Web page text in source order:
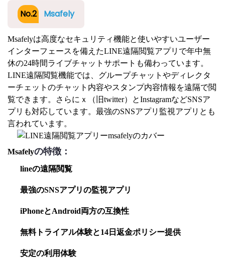
No.2 Msafely
Msafelyは高度なセキュリティ機能と使いやすいユーザー
インターフェースを備えたLINE遠隔閲覧アプリで年中無
休の24時間ライブチャットサポートも備わっています。
LINE遠隔閲覧機能では、グループチャットやディレクタ
ーチェットのチャット内容やスタンプ内容情報を遠隔で閲
覧できます。さらにｘ（旧twitter）とInstagramなどSNSア
プリも対応しています。最強のSNSアプリ監視アプリとも
言われています。
Msafelyの特徴：
lineの遠隔閲覧
最強のSNSアプリの監視アプリ
iPhoneとAndroid両方の互換性
無料トライアル体験と14日返金ポリシー提供
安定の利用体験